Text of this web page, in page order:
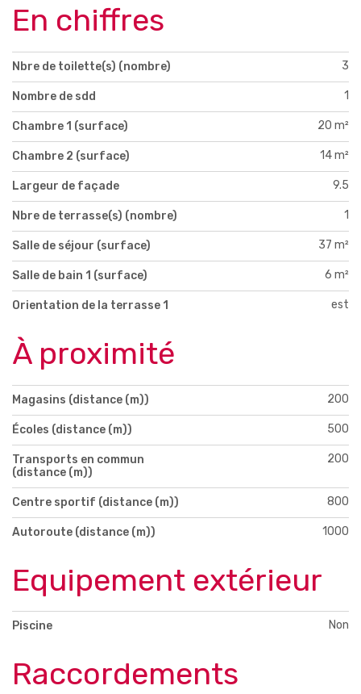
En chiffres
Nbre de toilette(s) (nombre) 3
Nombre de sdd 1
Chambre 1 (surface) 20 m²
Chambre 2 (surface) 14 m²
Largeur de façade 9.5
Nbre de terrasse(s) (nombre) 1
Salle de séjour (surface) 37 m²
Salle de bain 1 (surface) 6 m²
Orientation de la terrasse 1 est
À proximité
Magasins (distance (m)) 200
Écoles (distance (m)) 500
Transports en commun
(distance (m))
200
Centre sportif (distance (m)) 800
Autoroute (distance (m)) 1000
Equipement extérieur
Piscine Non
Raccordements